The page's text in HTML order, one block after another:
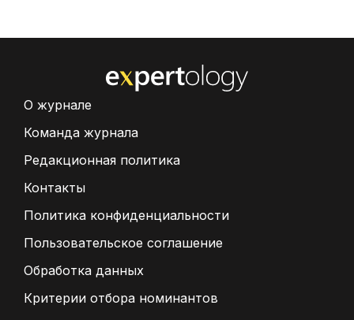
О журнале
Команда журнала
Редакционная политика
Контакты
Политика конфиденциальности
Пользовательское соглашение
Обработка данных
Критерии отбора номинантов